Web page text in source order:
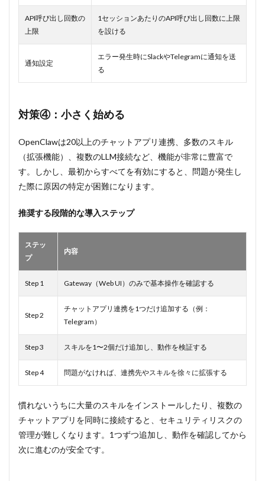
API呼び出し回数の
上限
1セッションあたりのAPI呼び出し回数に上限
を設ける
通知設定
エラー発生時にSlackやTelegramに通知を送
る
対策④：小さく始める
OpenClawは20以上のチャットアプリ連携、多数のスキル
（拡張機能）、複数のLLM接続など、機能が非常に豊富で
す。しかし、最初からすべてを有効にすると、問題が発生し
た際に原因の特定が困難になります。
推奨する段階的な導入ステップ
ステッ
プ
内容
Step 1 Gateway（Web UI）のみで基本操作を確認する
Step 2
チャットアプリ連携を1つだけ追加する（例：
Telegram）
Step 3 スキルを1〜2個だけ追加し、動作を検証する
Step 4 問題がなければ、連携先やスキルを徐々に拡張する
慣れないうちに大量のスキルをインストールしたり、複数の
チャットアプリを同時に接続すると、セキュリティリスクの
管理が難しくなります。1つずつ追加し、動作を確認してから
次に進むのが安全です。